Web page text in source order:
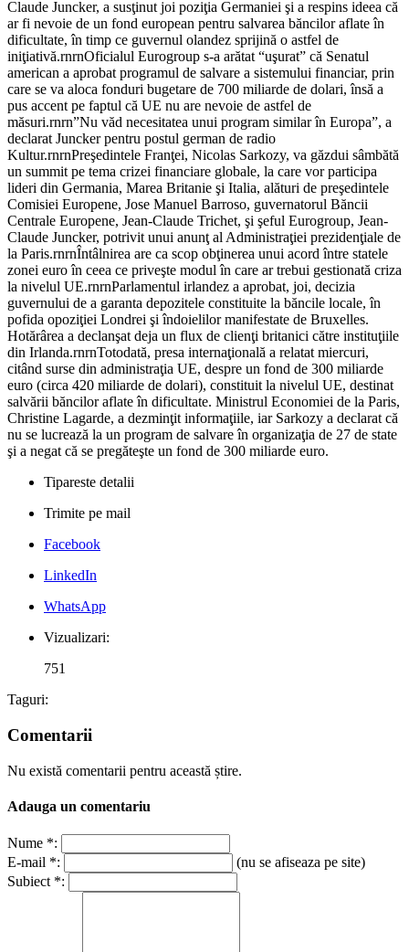
Claude Juncker, a susţinut joi poziţia Germaniei şi a respins ideea că
ar fi nevoie de un fond european pentru salvarea băncilor aflate în
dificultate, în timp ce guvernul olandez sprijină o astfel de
iniţiativă.rnrnOficialul Eurogroup s-a arătat “uşurat” că Senatul
american a aprobat programul de salvare a sistemului financiar, prin
care se va aloca fonduri bugetare de 700 miliarde de dolari, însă a
pus accent pe faptul că UE nu are nevoie de astfel de
măsuri.rnrn”Nu văd necesitatea unui program similar în Europa”, a
declarat Juncker pentru postul german de radio
Kultur.rnrnPreşedintele Franţei, Nicolas Sarkozy, va găzdui sâmbătă
un summit pe tema crizei financiare globale, la care vor participa
lideri din Germania, Marea Britanie şi Italia, alături de preşedintele
Comisiei Europene, Jose Manuel Barroso, guvernatorul Băncii
Centrale Europene, Jean-Claude Trichet, şi şeful Eurogroup, Jean-
Claude Juncker, potrivit unui anunţ al Administraţiei prezidenţiale de
la Paris.rnrnÎntâlnirea are ca scop obţinerea unui acord între statele
zonei euro în ceea ce priveşte modul în care ar trebui gestionată criza
la nivelul UE.rnrnParlamentul irlandez a aprobat, joi, decizia
guvernului de a garanta depozitele constituite la băncile locale, în
pofida opoziţiei Londrei şi îndoielilor manifestate de Bruxelles.
Hotărârea a declanşat deja un flux de clienţi britanici către instituţiile
din Irlanda.rnrnTotodată, presa internaţională a relatat miercuri,
citând surse din administraţia UE, despre un fond de 300 miliarde
euro (circa 420 miliarde de dolari), constituit la nivelul UE, destinat
salvării băncilor aflate în dificultate. Ministrul Economiei de la Paris,
Christine Lagarde, a dezminţit informaţiile, iar Sarkozy a declarat că
nu se lucrează la un program de salvare în organizaţia de 27 de state
şi a negat că se pregăteşte un fond de 300 miliarde euro.
Tipareste detalii
Trimite pe mail
Facebook
LinkedIn
WhatsApp
Vizualizari:
751
Taguri:
Comentarii
Nu există comentarii pentru această știre.
Adauga un comentariu
Nume *:
E-mail *:
(nu se afiseaza pe site)
Subiect *: